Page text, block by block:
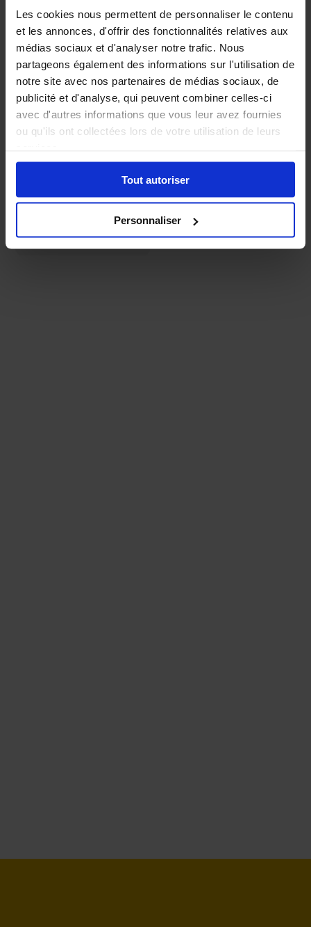
Les cookies nous permettent de personnaliser le contenu
et les annonces, d'offrir des fonctionnalités relatives aux
médias sociaux et d'analyser notre trafic. Nous
partageons également des informations sur l'utilisation de
notre site avec nos partenaires de médias sociaux, de
publicité et d'analyse, qui peuvent combiner celles-ci
avec d'autres informations que vous leur avez fournies
ou qu'ils ont collectées lors de votre utilisation de leurs
Tout autoriser
Personnaliser
Échantillons